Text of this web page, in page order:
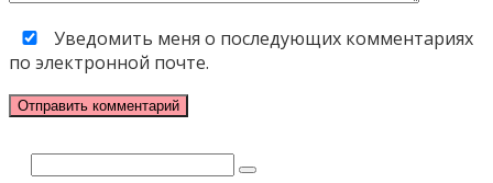
Уведомить меня о последующих комментариях
по электронной почте.
Поиск: